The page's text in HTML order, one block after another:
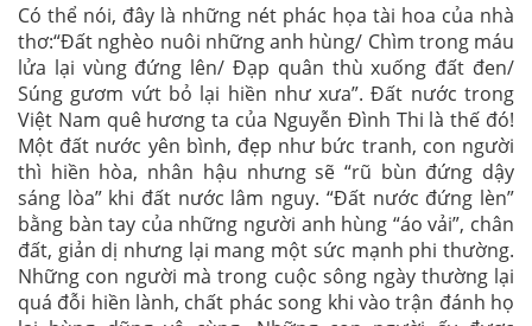
Có thể nói, đây là những nét phác họa tài hoa của nhà
thơ:“Đất nghèo nuôi những anh hùng/ Chìm trong máu
lửa lại vùng đứng lên/ Đạp quân thù xuống đất đen/
Súng gươm vứt bỏ lại hiền như xưa”. Đất nước trong
Việt Nam quê hương ta của Nguyễn Đình Thi là thế đó!
Một đất nước yên bình, đẹp như bức tranh, con người
thì hiền hòa, nhân hậu nhưng sẽ “rũ bùn đứng dậy
sáng lòa” khi đất nước lâm nguy. “Đất nước đứng lèn”
bằng bàn tay của những người anh hùng “áo vải”, chân
đất, giản dị nhưng lại mang một sức mạnh phi thường.
Những con người mà trong cuộc sông ngày thường lại
quá đỗi hiền lành, chất phác song khi vào trận đánh họ